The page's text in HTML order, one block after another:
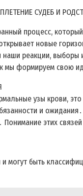
СУДЕБ И
процесс,
новые
реакции, выборы
мы формируем свою
узы крови,
и
этих
могут быть